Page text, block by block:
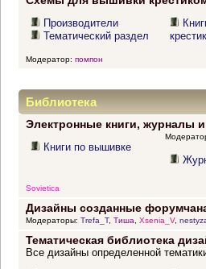
Производители
Тематический раздел
Модератор: помпон
Библиотека
Электронные книги, журналы
Книги по вышивке
Sovietica
Дизайны созданные
Модераторы: Trefa_T, Тиша, Xsenia_V,
Тематическая библиотека
Все дизайны определенной